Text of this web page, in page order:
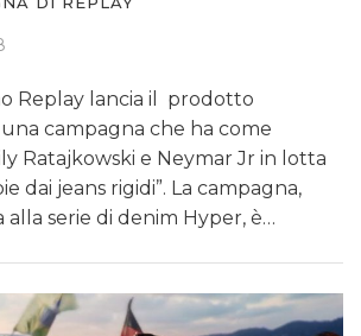
Replay lancia il prodotto
campagna che ha come
Ratajkowski e Neymar Jr in lotta
dai jeans rigidi”. La campagna,
alla serie di denim Hyper, è…